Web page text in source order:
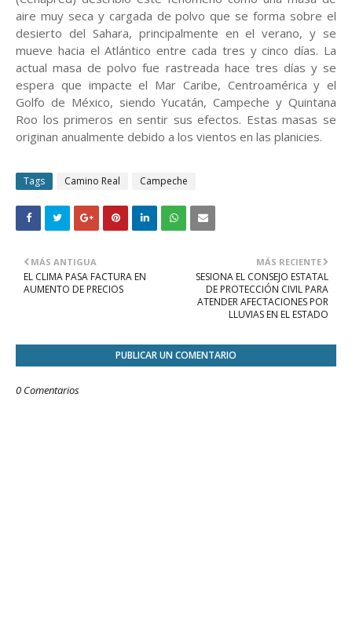
aire muy seca y cargada de polvo que se forma sobre el
desierto del Sahara, principalmente en el verano, y se
mueve hacia el Atlántico entre cada tres y cinco días. La
actual masa de polvo fue rastreada hace tres días y se
espera que impacte el Mar Caribe, Centroamérica y el
Golfo de México, siendo Yucatán, Campeche y Quintana
Roo los primeros en sentir sus efectos. Estas masas se
originan anualmente debido a los vientos en las planicies.
Tags Camino Real Campeche
MÁS RECIENTE
SESIONA EL CONSEJO ESTATAL
DE PROTECCIÓN CIVIL PARA
ATENDER AFECTACIONES POR
LLUVIAS EN EL ESTADO
MÁS ANTIGUA
EL CLIMA PASA FACTURA EN
AUMENTO DE PRECIOS
PUBLICAR UN COMENTARIO
0 Comentarios